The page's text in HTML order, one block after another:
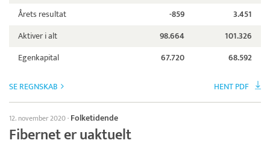
Årets resultat
-859
3.451
Aktiver i alt
98.664
101.326
Egenkapital
67.720 68.592
SE REGNSKAB HENT PDF
12. november 2020· Folketidende
Fibernet er uaktuelt